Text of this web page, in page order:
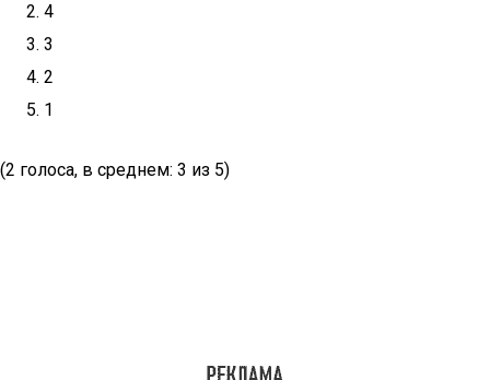
4
3
2
1
(2 голоса, в среднем: 3 из 5)